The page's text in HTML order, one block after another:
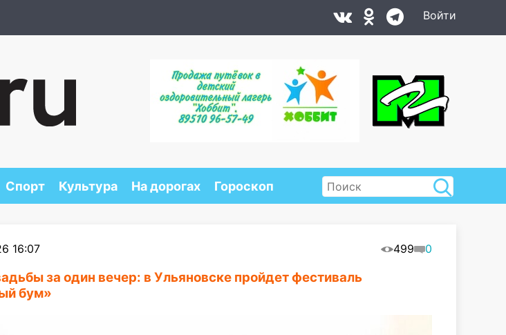
Войти
Спорт Культура На дорогах Гороскоп
16:07 499 0
за один вечер: в Ульяновске пройдет фестиваль
бум»